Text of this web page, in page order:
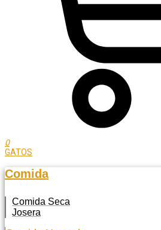
0
GATOS
Comida
Comida Seca
Josera